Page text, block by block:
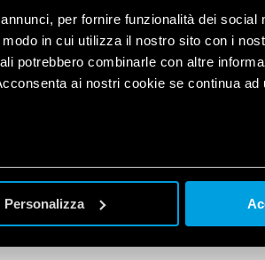
per fornire funzionalità dei social
in cui utilizza il nostro sito con i
potrebbero combinarle con altre
ai nostri cookie se continua
Personalizza
l’installazione deirelè Tipo
impianti di riscaldamento e